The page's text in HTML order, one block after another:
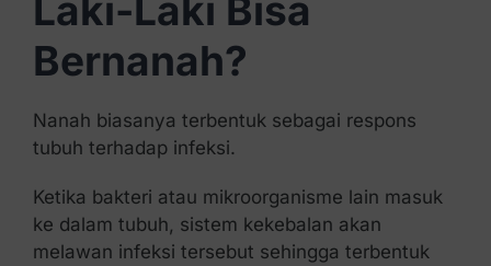
Laki-Laki Bisa
Bernanah?
Nanah biasanya terbentuk sebagai respons
tubuh terhadap infeksi.
Ketika bakteri atau mikroorganisme lain masuk
ke dalam tubuh, sistem kekebalan akan
melawan infeksi tersebut sehingga terbentuk